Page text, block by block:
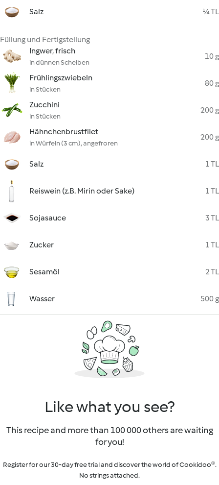
Salz ¼ TL
Füllung und Fertigstellung
Ingwer, frisch
in dünnen Scheiben
10 g
Frühlingszwiebeln
in Stücken
80 g
Zucchini
in Stücken
200 g
Hähnchenbrustfilet
in Würfeln (3 cm), angefroren
200 g
Salz 1 TL
Reiswein (z.B. Mirin oder Sake) 1 TL
Sojasauce 3 TL
Zucker 1 TL
Sesamöl 2 TL
Wasser 500 g
Like what you see?
This recipe and more than 100 000 others are waiting
for you!
Register for our 30-day free trial and discover the world of Cookidoo®.
No strings attached.